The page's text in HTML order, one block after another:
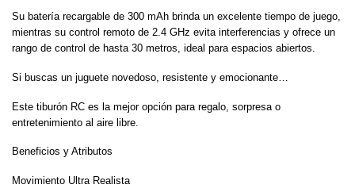
Su batería recargable de 300 mAh brinda un excelente tiempo de juego,
mientras su control remoto de 2.4 GHz evita interferencias y ofrece un
rango de control de hasta 30 metros, ideal para espacios abiertos.
Si buscas un juguete novedoso, resistente y emocionante…
Este tiburón RC es la mejor opción para regalo, sorpresa o
entretenimiento al aire libre.
Beneficios y Atributos
Movimiento Ultra Realista